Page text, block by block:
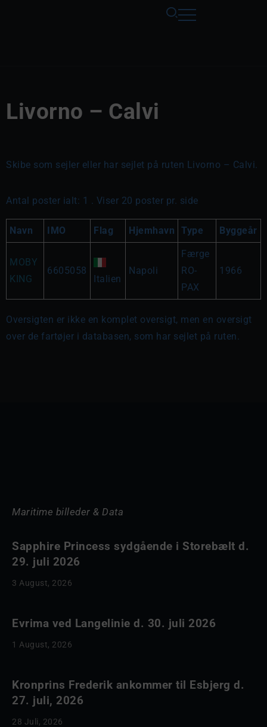
Livorno – Calvi
Skibe som sejler eller har sejlet på ruten Livorno – Calvi.
Antal poster ialt: 1 . Viser 20 poster pr. side
Navn IMO Flag Hjemhavn Type Byggeår
MOBY
KING
6605058
Italien
Napoli
Færge
RO-
PAX
1966
Oversigten er ikke en komplet oversigt, men en oversigt
over de fartøjer i databasen, som har sejlet på ruten.
Maritime billeder & Data
Sapphire Princess sydgående i Storebælt d.
29. juli 2026
3 August, 2026
Evrima ved Langelinie d. 30. juli 2026
1 August, 2026
Kronprins Frederik ankommer til Esbjerg d.
27. juli, 2026
28 Juli, 2026